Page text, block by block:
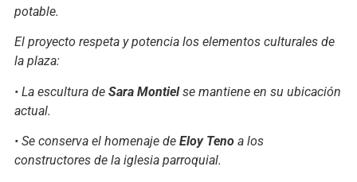
potable.
El proyecto respeta y potencia los elementos culturales de
la plaza:
• La escultura de Sara Montielse mantiene en su ubicación
actual.
• Se conserva el homenaje de Eloy Tenoa los
constructores de la iglesia parroquial.